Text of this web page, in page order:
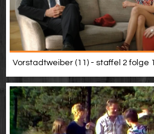
Vorstadtweiber (11) - staffel 2 folge 1